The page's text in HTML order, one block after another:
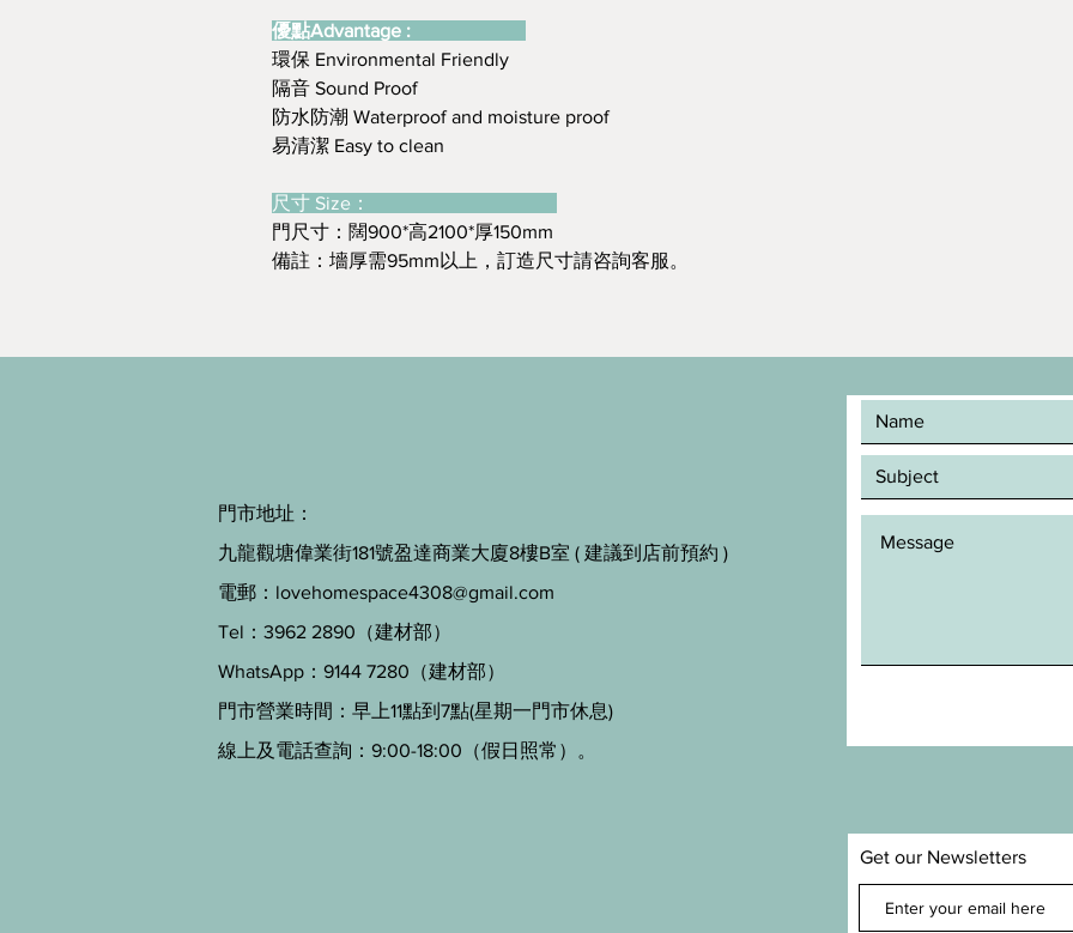
優點Advantage :
環保 Environmental Friendly
隔音 Sound Proof
防水防潮 Waterproof and moisture proof
易清潔 Easy to clean
尺寸 Size：
門尺寸：闊900*高2100*厚150mm
備註：墻厚需95mm以上，訂造尺寸請咨詢客服。
門市地址：
九龍觀塘偉業街181號盈達商業大廈8樓B室 ( 建議到店前預約 )
電郵： lovehomespace4308@gmail.com
Tel：3962 2890（建材部）
WhatsApp：9144 7280（建材部）
門市營業時間：早上11點到7點(星期一門市休息)
線上及電話查詢：9:00-18:00（假日照常）。
Get our Newsletters